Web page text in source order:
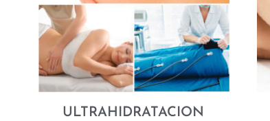
ULTRAHIDRATACION